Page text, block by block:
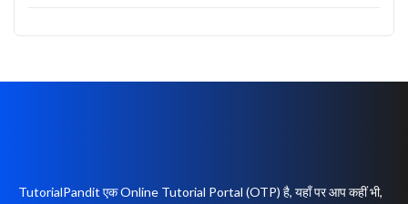
TutorialPandit एक Online Tutorial Portal (OTP) है, यहाँ पर आप कहीं भी,